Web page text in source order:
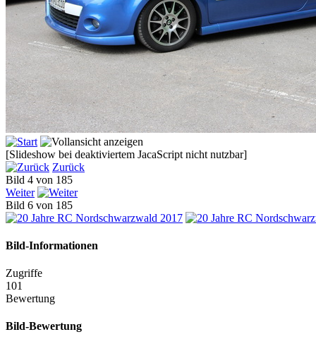
[Slideshow bei deaktiviertem JacaScript nicht nutzbar]
Zurück
Bild 4 von 185
Weiter
Bild 6 von 185
Bild-Informationen
Zugriffe
101
Bewertung
Bild-Bewertung